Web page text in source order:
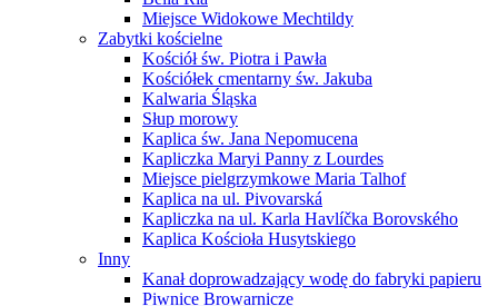
Miejsce Widokowe Mechtildy
Zabytki kościelne
Kościół św. Piotra i Pawła
Kościółek cmentarny św. Jakuba
Kalwaria Śląska
Słup morowy
Kaplica św. Jana Nepomucena
Kapliczka Maryi Panny z Lourdes
Miejsce pielgrzymkowe Maria Talhof
Kaplica na ul. Pivovarská
Kapliczka na ul. Karla Havlíčka Borovského
Kaplica Kościoła Husytskiego
Inny
Kanał doprowadzający wodę do fabryki papieru
Piwnice Browarnicze